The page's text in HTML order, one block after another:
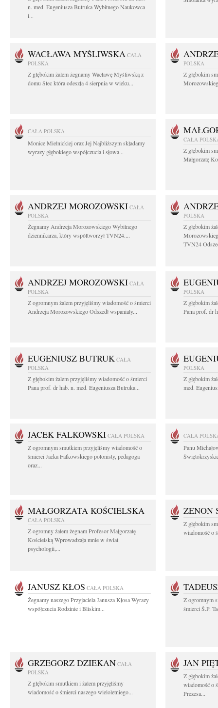
n. med. Eugeniusza Butruka Wybitnego Naukowca
i...
WACŁAWA MYŚLIWSKA CAŁA
POLSKA
Z głębokim żalem żegnamy Wacławę Myśliwską z
domu Stec która odeszła 4 sierpnia w wieku...
POLSKA
Z głębokim
CAŁA POLSKA
Monice Mielnickiej oraz Jej Najbliższym składamy
wyrazy głębokiego współczucia i słowa...
CAŁA
Z głębokim
Małgorzatę
ANDRZEJ MOROZOWSKI CAŁA
POLSKA
Żegnamy Andrzeja Morozowskiego Wybitnego
dziennikarza, który współtworzył TVN24....
POLSKA
Z głębokim
TVN24
ANDRZEJ MOROZOWSKI CAŁA
POLSKA
Z ogromnym żalem przyjęliśmy wiadomość o śmierci
Andrzeja Morozowskiego Odszedł wspaniały...
POLSKA
Z głębokim
Pana prof. dr
EUGENIUSZ BUTRUK CAŁA
POLSKA
Z głębokim żalem przyjęliśmy wiadomość o śmierci
Pana prof. dr hab. n. med. Eugeniusza Butruka...
POLSKA
Z głębokim
med.
JACEK FALKOWSKI CAŁA POLSKA
Z ogromnym smutkiem przyjęliśmy wiadomość o
śmierci Jacka Falkowskiego polonisty, pedagoga
oraz...
CAŁA
Panu
MAŁGORZATA KOŚCIELSKA
CAŁA POLSKA
Z ogromny żalem żegnam Profesor Małgorzatę
Kościelską Wprowadzała mnie w świat
psychologii,...
ZENON
Z głębokim
wiadomość o
JANUSZ KŁOS CAŁA POLSKA
Żegnamy naszego Przyjaciela Janusza Kłosa Wyrazy
współczucia Rodzinie i Bliskim...
Z ogromnym
śmierci Ś.P.
GRZEGORZ DZIEKAN CAŁA
POLSKA
Z głębokim smutkiem i żalem przyjęliśmy
wiadomość o śmierci naszego wieloletniego...
JAN
Z głębokim
wiadomość o
Prezesa...